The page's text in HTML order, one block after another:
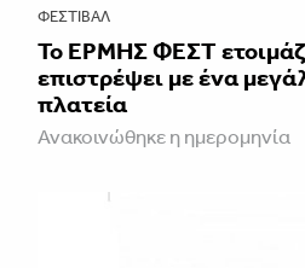
ΦΕΣΤΙΒΑΛ
Το ΕΡΜΗΣ ΦΕΣΤ
επιστρέψει με ένα
πλατεία
Ανακοινώθηκε η ημερομηνία